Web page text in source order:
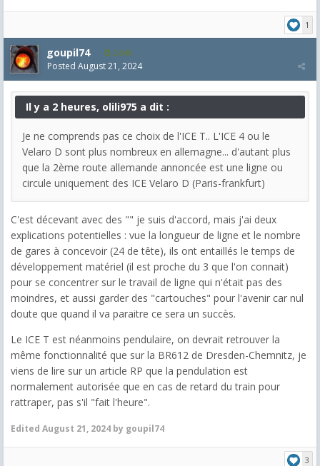
1
goupil74 2,545
Posted August 21, 2024
Il y a 2 heures, olili975 a dit :
Je ne comprends pas ce choix de l'ICE T.. L'ICE 4 ou le
Velaro D sont plus nombreux en allemagne... d'autant plus
que la 2ème route allemande annoncée est une ligne ou
circule uniquement des ICE Velaro D (Paris-frankfurt)
C'est décevant avec des "" je suis d'accord, mais j'ai deux
explications potentielles : vue la longueur de ligne et le nombre
de gares à concevoir (24 de tête), ils ont entaillés le temps de
développement matériel (il est proche du 3 que l'on connait)
pour se concentrer sur le travail de ligne qui n'était pas des
moindres, et aussi garder des "cartouches" pour l'avenir car nul
doute que quand il va paraitre ce sera un succès.
Le ICE T est néanmoins pendulaire, on devrait retrouver la
même fonctionnalité que sur la BR612 de Dresden-Chemnitz, je
viens de lire sur un article RP que la pendulation est
normalement autorisée que en cas de retard du train pour
rattraper, pas s'il "fait l'heure".
Edited August 21, 2024 by goupil74
3